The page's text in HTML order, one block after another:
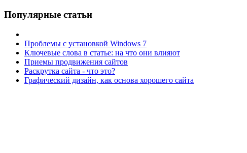
Популярные статьи
Проблемы с установкой Windows 7
Ключевые слова в статье: на что они влияют
Приемы продвижения сайтов
Раскрутка сайта - что это?
Графический дизайн, как основа хорошего сайта